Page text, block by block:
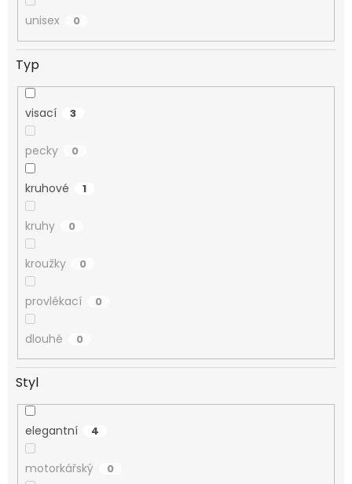
unisex 0
Typ
visací 3
pecky 0
kruhové 1
kruhy 0
kroužky 0
provlékací 0
dlouhé 0
Styl
elegantní 4
motorkářský 0